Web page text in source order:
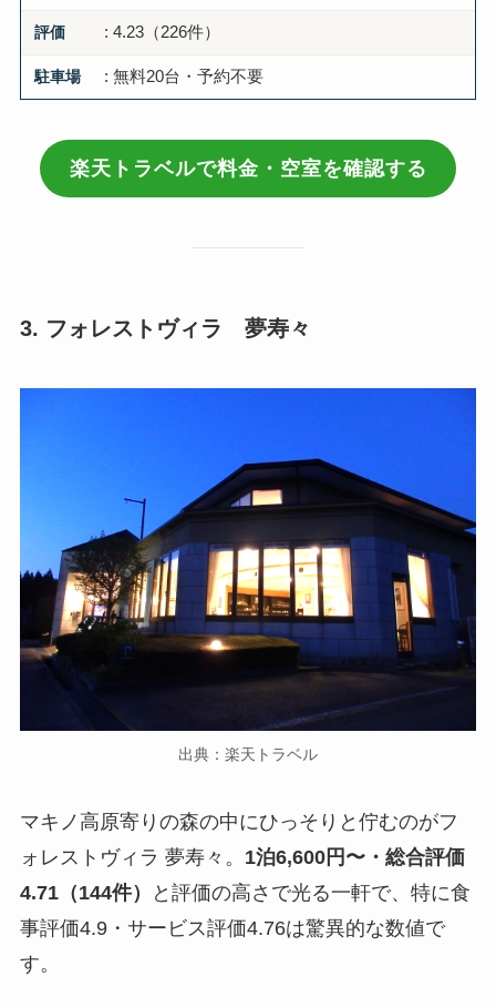
評価 : 4.23（226件）
駐車場 : 無料20台・予約不要
楽天トラベルで料金・空室を確認する
3. フォレストヴィラ 夢寿々
出典：楽天トラベル
マキノ高原寄りの森の中にひっそりと佇むのがフ
ォレストヴィラ 夢寿々。 1泊6,600円〜・総合評価
4.71（144件）
と評価の高さで光る一軒で、特に食
事評価4.9・サービス評価4.76は驚異的な数値で
す。